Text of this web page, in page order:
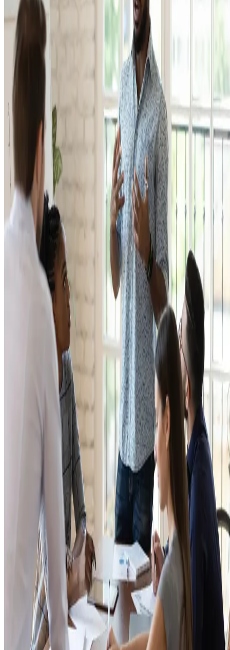
você a otimizar a sua gestão da equipe de vendas.
1. Consistência
Assim como os atletas olímpicos precisam de consistência em seu
treinamento e desempenho para alcançar o sucesso, uma equipe de
vendas também precisa manter uma abordagem consistente em suas
atividades diárias.
seguir processos, cumprir metas regularmente
identificar gargalos na
e manter um alto nível de
desempenho ao longo do tempo.
2. Mentalidade vencedora
Entrar em campo pensando na derrota é desanimador
olímpicos sempre buscam ter uma mentalidade vencedora, o que
significa acreditar firmemente em si e em sua capacidade de superar
desafios — inclusive, alcançando objetivos ambiciosos, que ninguém
imagina atingir.
Da mesma forma, uma equipe de vendas precisa cultivar uma
mentalidade vencedora, focada em soluções, persistência e busca
contínua pelo sucesso.
3. Trabalho em equipe
Mesmo os atletas que competem individualmente têm uma equipe por
trás dos seus resultados. Seja o treinador, seja o preparador físico,
ali trabalham com um objetivo: tornar aquele atleta campeão.
O sucesso dessas equipes depende da capacidade de seus membros
trabalharem juntos de forma eficaz, comunicarem-se bem e apoiarem
Assim, falando do âmbito empresarial, podemos afirmar que uma
equipe de vendas precisa
colaborar, compartilhar ideias e recursos
trabalhar em conjunto para alcançar metas em comum
4. Liderança
Os líderes são fundamentais tanto nas equipes olímpicas quanto nas
vendas
. Eles inspiram, motivam e orientam os membros do
time em direção aos objetivos estabelecidos.
Bons líderes não menosprezam seus colaboradores e muito
os agridem verbalmente.
Eles são capazes de comunicar uma visão
clara, oferecer orientação e apoio e capacitar os membros da equipe
para alcançar seu pleno potencial.
5. Resiliência
Os atletas olímpicos enfrentam uma série de desafios para chegar
preparados aos jogos. Durante todo o processo de preparação, eles
estão suscetíveis a lesões e outras adversidades.
A capacidade de se recuperar desses contratempos e continuar
avançando é essencial para o sucesso de cada um.Eles não podem
Uma equipe de vendas também enfrentará obstáculos e rejeições, mas
é importante cultivar resiliência e perseverança para superar esses
desafios e seguir em frente.
Uma eficiente gestão da equipe de vendas contribui para
resultadosde qualquer empresa, independentemente do seu segmento.
Além disso, bons líderes incentivam o time a melhorar seu